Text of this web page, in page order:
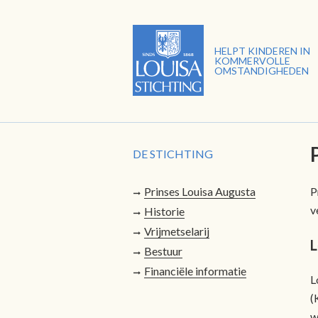
HELPT KINDEREN IN
KOMMERVOLLE
OMSTANDIGHEDEN
DE STICHTING
Prinses Louisa Augusta
Historie
Vrijmetselarij
Bestuur
Financiële informatie